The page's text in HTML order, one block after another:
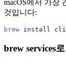
macOS에서 가장
것입니다:
brew install
brew services